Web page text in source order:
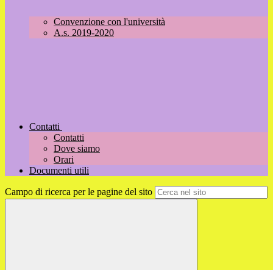
Convenzione con l'università
A.s. 2019-2020
Contatti
Contatti
Dove siamo
Orari
Documenti utili
Campo di ricerca per le pagine del sito